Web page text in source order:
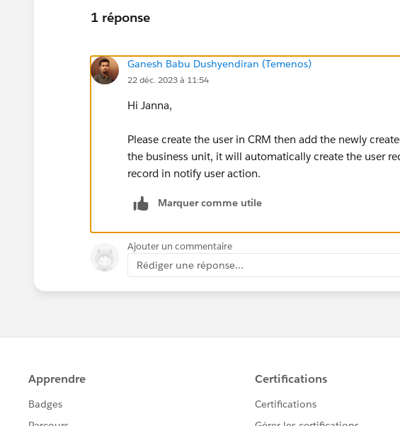
1 réponse
Ganesh Babu Dushyendiran (Temenos)
22 déc. 2023 à 11:54
Hi Janna,
Please create the user in CRM then add the newly
the business unit, it will automatically create the user
record in notify user action.
Marquer comme utile
Ajouter un commentaire
Rédiger une réponse...